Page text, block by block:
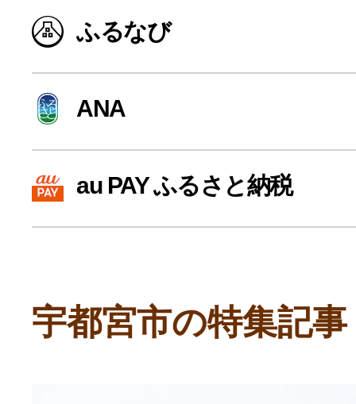
よく見られている返礼品
ふるさと納税徹底比較
寄付上限額シミュレーション
副業・パラレルワーカー
ふるなび
ANA
au PAY ふるさと納税
宇都宮市の特集記事